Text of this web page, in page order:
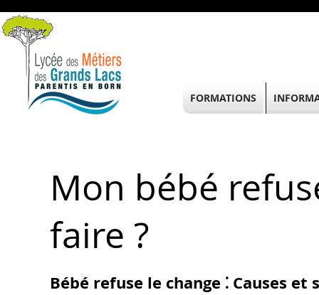
Mon bébé
faire ?
Bébé refuse le change ⁚ Causes
FORMATIONS